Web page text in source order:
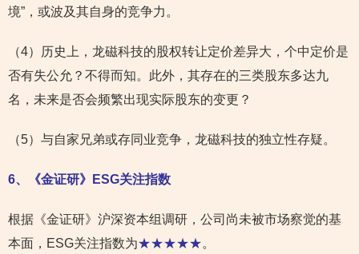
境”，或波及其自身的竞争力。
（4）历史上，龙磁科技的股权转让定价差异大，个中定价是
否有失公允？不得而知。此外，其存在的三类股东多达九
名，未来是否会频繁出现实际股东的变更？
（5）与自家兄弟或存同业竞争，龙磁科技的独立性存疑。
6、《金证研》ESG关注指数
根据《金证研》沪深资本组调研，公司尚未被市场察觉的基
本面，ESG关注指数为★★★★★。